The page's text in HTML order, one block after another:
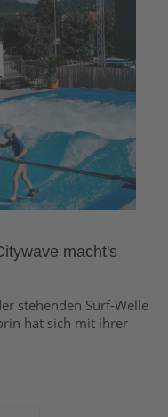
macht's
stehenden Surf-Welle
hat sich mit ihrer